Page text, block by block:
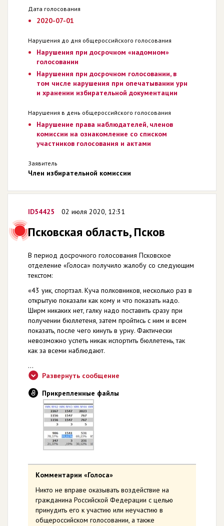
Дата голосования
2020-07-01
Нарушения до дня общероссийского голосования
Нарушения при досрочном «надомном»
голосовании
Нарушения при досрочном голосовании, в
том числе нарушения при опечатывании урн
и хранении избирательной документации
Нарушения в день общероссийского голосования
Нарушение права наблюдателей, членов
комиссии на ознакомление со списком
участников голосования и актами
Заявитель
Член избирательной комиссии
ID54425 02 июля 2020, 12:31
Псковская область, Псков
В период досрочного голосования Псковское
отделение «Голоса» получило жалобу со следующим
текстом:
«43 уик, спортзал. Куча полковников, несколько раз в
открытую показали как кому и что показать надо.
Ширм никаких нет, галку надо поставить сразу при
получении бюллетеня, затем пройтись с ним и всем
показать, после чего кинуть в урну. Фактически
невозможно успеть никак испортить бюллетень, так
как за всеми наблюдают.
...
Развернуть сообщение
Прикрепленные файлы
Комментарии «Голоса»
Никто не вправе оказывать воздействие на
гражданина Российской Федерации с целью
принудить его к участию или неучастию в
общероссийском голосовании, а также